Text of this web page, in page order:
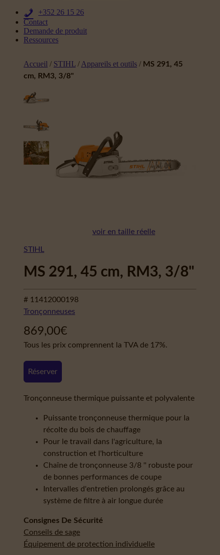
+352 26 15 26
Contact
Demande de produit
Ressources
Accueil / STIHL / Appareils et outils / MS 291, 45
cm, RM3, 3/8"
voir en taille réelle
STIHL
MS 291, 45 cm, RM3, 3/8"
# 11412000198
Tronçonneuses
869,00€
Tous les prix comprennent la TVA de 17%.
Réserver
Tronçonneuse thermique puissante et polyvalente
Puissante tronçonneuse thermique pour la
récolte du bois de chauffage
Pour le travail dans l'agriculture, la
construction et l'horticulture
Chaîne de tronçonneuse 3/8 '' robuste pour
de bonnes performances de coupe
Intervalles d'entretien prolongés grâce au
système de filtre à air longue durée
Consignes De Sécurité
Conseils de sage
Équipement de protection individuelle